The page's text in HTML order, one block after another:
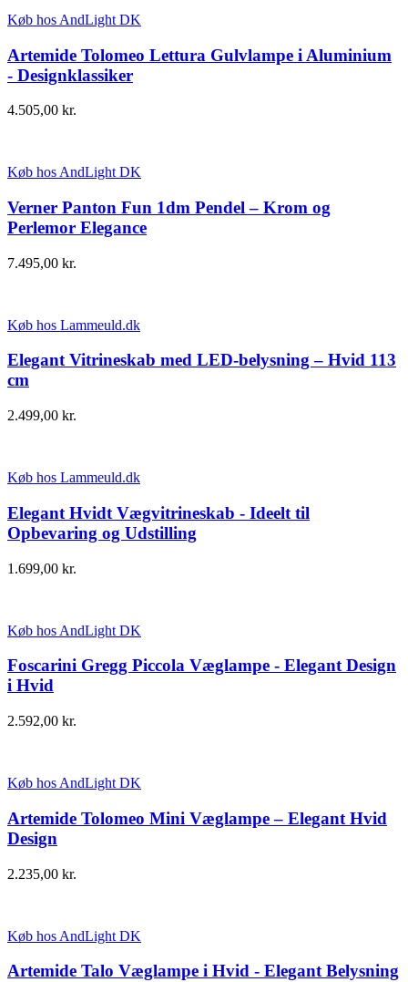
Køb hos AndLight DK
Artemide Tolomeo Lettura Gulvlampe i Aluminium
- Designklassiker
4.505,00 kr.
Køb hos AndLight DK
Verner Panton Fun 1dm Pendel – Krom og
Perlemor Elegance
7.495,00 kr.
Køb hos Lammeuld.dk
Elegant Vitrineskab med LED-belysning – Hvid 113
cm
2.499,00 kr.
Køb hos Lammeuld.dk
Elegant Hvidt Vægvitrineskab - Ideelt til
Opbevaring og Udstilling
1.699,00 kr.
Køb hos AndLight DK
Foscarini Gregg Piccola Væglampe - Elegant Design
i Hvid
2.592,00 kr.
Køb hos AndLight DK
Artemide Tolomeo Mini Væglampe – Elegant Hvid
Design
2.235,00 kr.
Køb hos AndLight DK
Artemide Talo Væglampe i Hvid - Elegant Belysning